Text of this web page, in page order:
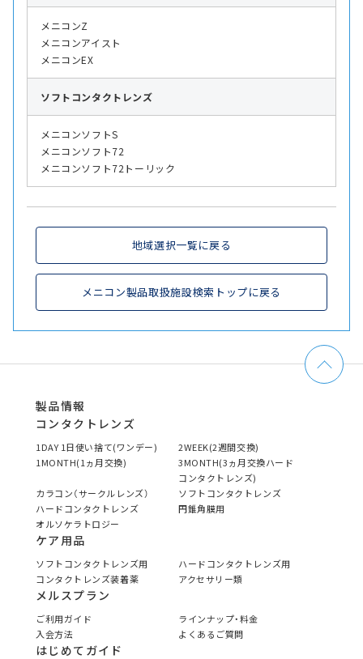
メニコンZ
メニコンアイスト
メニコンEX
ソフト コンタクトレンズ
メニコンソフトS
メニコンソフト72
メニコンソフト72トーリック
地域選択一覧に戻る
メニコン製品取扱施設検索トップに戻る
製品情報
コンタクトレンズ
1DAY 1日使い捨て(ワンデー)
2WEEK(2週間交換)
1MONTH(1ヵ月交換)
3MONTH(3ヵ月交換ハード
コンタクトレンズ)
カラコン（サークルレンズ）
ソフトコンタクトレンズ
ハードコンタクトレンズ
円錐角膜用
オルソケラトロジー
ケア用品
ソフトコンタクトレンズ用
ハードコンタクトレンズ用
コンタクトレンズ装着薬
アクセサリー類
メルスプラン
ご利用ガイド
ラインナップ・料金
入会方法
よくあるご質問
はじめてガイド